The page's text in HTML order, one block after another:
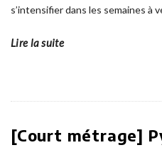
s’intensifier dans les semaines à
Lire la suite
[Court métrage]